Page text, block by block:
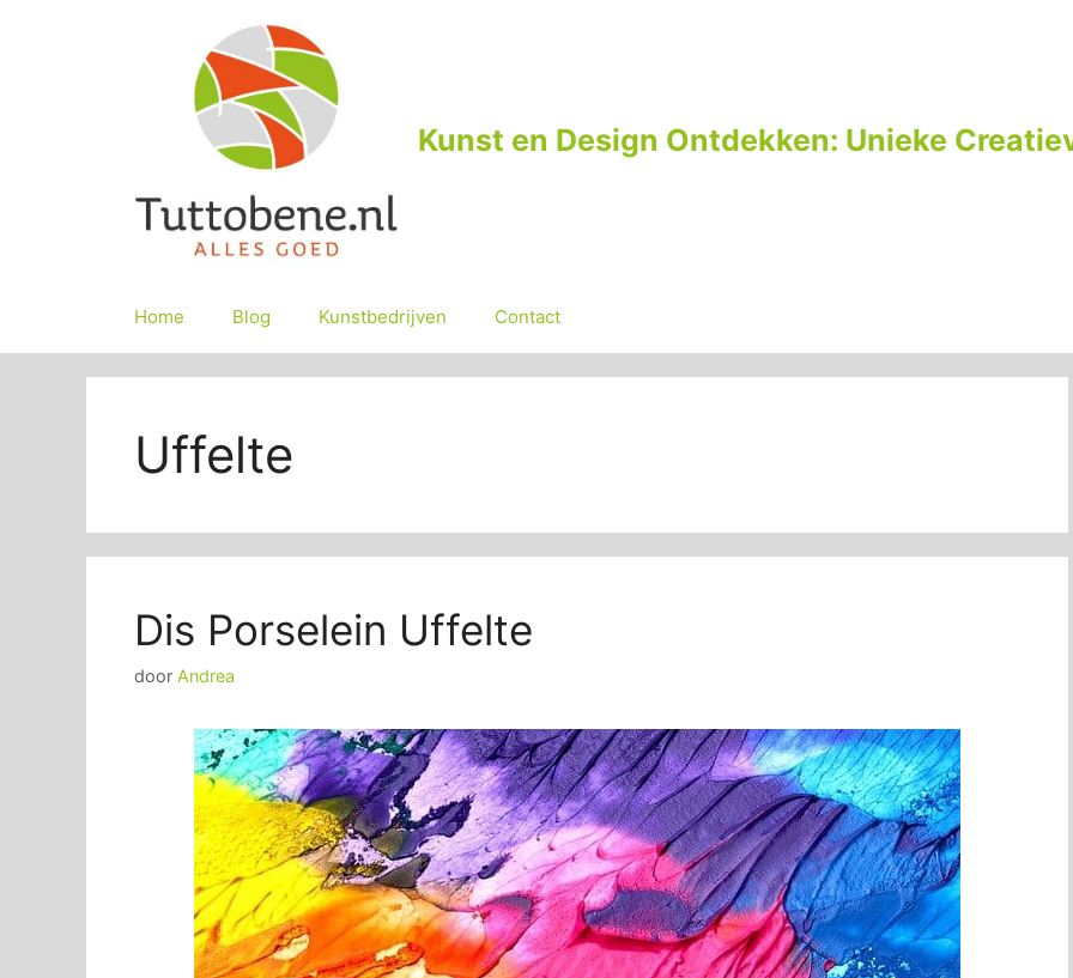
Kunst en Design Ontdekken: Unieke
Home Blog Kunstbedrijven Contact
Uffelte
Dis Porselein Uffelte
door Andrea